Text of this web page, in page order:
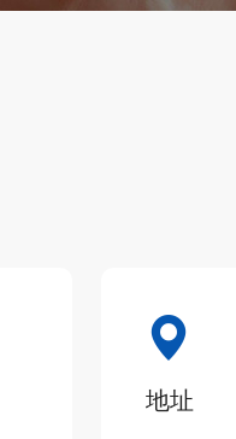
地址